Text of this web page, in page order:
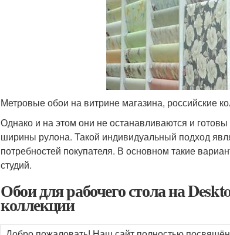
Метровые обои на витрине магазина, российские
Однако и на этом они не останавливаются и
ширины рулона. Такой индивидуальный подход
потребностей покупателя. В основном такие
студий.
Обои для рабочего стола на
коллекции